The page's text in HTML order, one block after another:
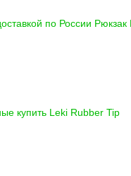
по России Рюкзак
купить Leki Rubber Tip